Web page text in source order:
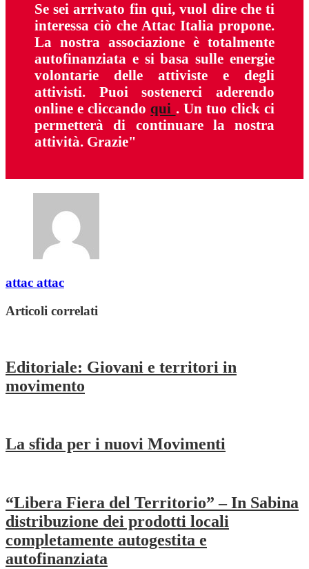
Se sei arrivato fin qui, vuol dire che ti
interessa ciò che Attac Italia propone.
La nostra associazione è totalmente
autofinanziata e si basa sulle energie
volontarie delle attiviste e degli
attivisti. Puoi sostenerci aderendo
online e cliccandoqui . Un tuo click ci
permetterà di continuare la nostra
attività. Grazie"
attac attac
Articoli correlati
Editoriale: Giovani e territori in
movimento
La sfida per i nuovi Movimenti
“Libera Fiera del Territorio” – In Sabina
distribuzione dei prodotti locali
completamente autogestita e
autofinanziata